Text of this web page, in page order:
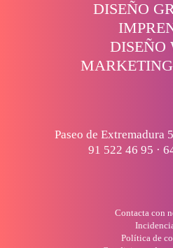
DISEÑO
DISEÑO
Paseo de Extremadura
91 522 46 95 ·
Contacta con
Política de